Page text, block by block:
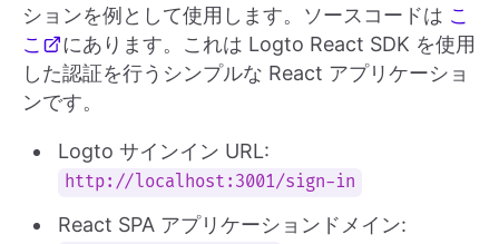
ションを例として使用します。ソースコードは こ
こ
にあります。これは Logto React SDK を使用
した認証を行うシンプルな React アプリケーショ
ンです。
Logto サインイン URL:
http://localhost:3001/sign-in
React SPA アプリケーションドメイン: